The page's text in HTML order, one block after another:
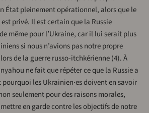
État pleinement opérationnel, alors que le
privé. Il est certain que la Russie
même pour l’Ukraine, car il lui serait plus
si nous n’avions pas notre propre
de la guerre russo-itchkérienne (4). À
ne fait que répéter ce que la Russie a
pourquoi les Ukrainien·es doivent en savoir
seulement pour des raisons morales,
en garde contre les objectifs de notre